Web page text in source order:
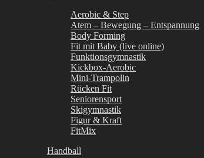
Aerobic & Step
Atem – Bewegung – Entspannung
Body Forming
Fit mit Baby (live online)
Funktionsgymnastik
Kickbox-Aerobic
Mini-Trampolin
Rücken Fit
Seniorensport
Skigymnastik
Figur & Kraft
FitMix
Handball